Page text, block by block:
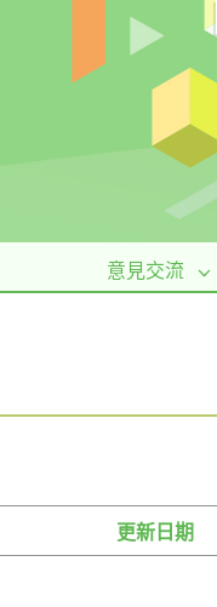
意見交流
更新日期